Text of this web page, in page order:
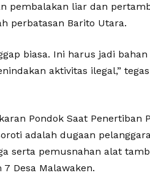
pembalakan liar dan
perbatasan Barito Utara.
biasa. Ini harus jadi
aktivitas ilegal,”
Pondok Saat Penertiban
adalah dugaan
serta pemusnahan alat
Desa Malawaken.